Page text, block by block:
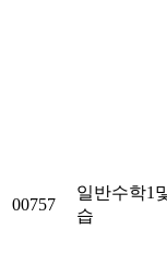
00757
일반수학1
습